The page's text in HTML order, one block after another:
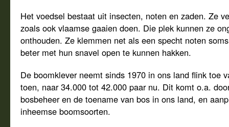
Het voedsel bestaat uit insecten, noten en zaden. Ze
zoals ook vlaamse gaaien doen. Die plek kunnen ze
onthouden. Ze klemmen net als een specht noten
beter met hun snavel open te kunnen hakken.
De boomklever neemt sinds 1970 in ons land flink toe
toen, naar 34.000 tot 42.000 paar nu. Dit komt o.a.
bosbeheer en de toename van bos in ons land, en
inheemse boomsoorten.